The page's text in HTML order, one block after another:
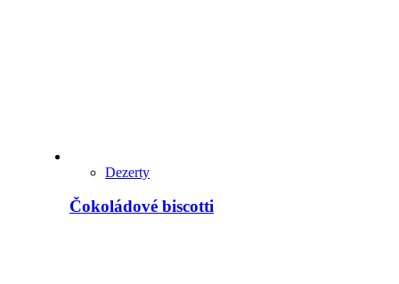
Dezerty
Čokoládové biscotti